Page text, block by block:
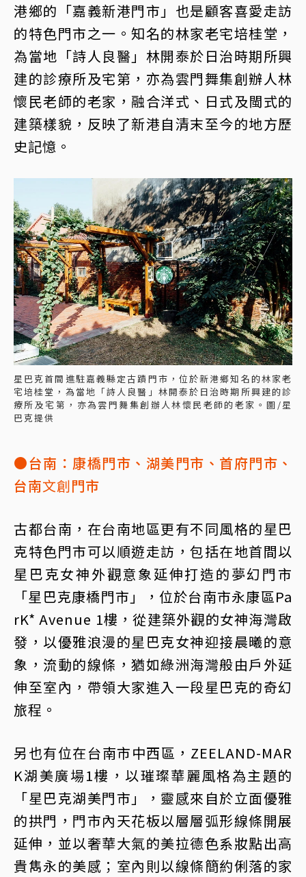
港鄉的「嘉義新港門市」也是顧客喜愛走訪
的特色門市之一。知名的林家老宅培桂堂，
為當地「詩人良醫」林開泰於日治時期所興
建的診療所及宅第，亦為雲門舞集創辦人林
懷民老師的老家，融合洋式、日式及閩式的
建築樣貌，反映了新港自清末至今的地方歷
史記憶。
星巴克首間進駐嘉義縣定古蹟門市，位於新港鄉知名的林家老
宅培桂堂，為當地「詩人良醫」林開泰於日治時期所興建的診
療所及宅第，亦為雲門舞集創辦人林懷民老師的老家。圖/星
巴克提供
●台南：康橋門市、湖美門市、首府門市、
台南文創門市
古都台南，在台南地區更有不同風格的星巴
克特色門市可以順遊走訪，包括在地首間以
星巴克女神外觀意象延伸打造的夢幻門市
「星巴克康橋門市」，位於台南市永康區Pa
rK* Avenue 1樓，從建築外觀的女神海灣啟
發，以優雅浪漫的星巴克女神迎接晨曦的意
象，流動的線條，猶如綠洲海灣般由戶外延
伸至室內，帶領大家進入一段星巴克的奇幻
旅程。
另也有位在台南市中西區，ZEELAND-MAR
K湖美廣場1樓，以璀璨華麗風格為主題的
「星巴克湖美門市」，靈感來自於立面優雅
的拱門，門市內天花板以層層弧形線條開展
延伸，並以奢華大氣的美拉德色系妝點出高
貴雋永的美感；室內則以線條簡約俐落的家